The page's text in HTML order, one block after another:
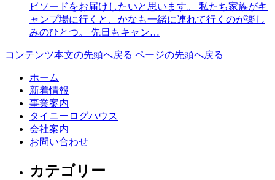
ピソードをお届けしたいと思います。 私たち家族がキ
ャンプ場に行くと、かなも一緒に連れて行くのが楽し
みのひとつ。 先日もキャン…
コンテンツ本文の先頭へ戻る ページの先頭へ戻る
ホーム
新着情報
事業案内
タイニーログハウス
会社案内
お問い合わせ
カテゴリー